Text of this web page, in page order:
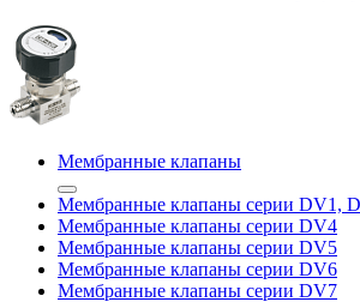
Мембранные клапаны
Мембранные клапаны серии DV1,
Мембранные клапаны серии DV4
Мембранные клапаны серии DV5
Мембранные клапаны серии DV6
Мембранные клапаны серии DV7